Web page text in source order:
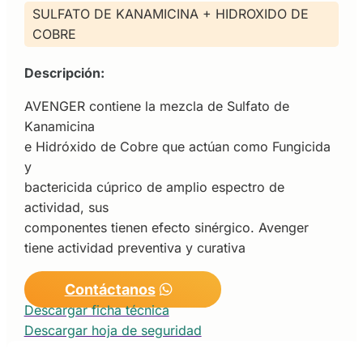
SULFATO DE KANAMICINA + HIDROXIDO DE
COBRE
Descripción:
AVENGER contiene la mezcla de Sulfato de
Kanamicina
e Hidróxido de Cobre que actúan como Fungicida
y
bactericida cúprico de amplio espectro de
actividad, sus
componentes tienen efecto sinérgico. Avenger
tiene actividad preventiva y curativa
Contáctanos
Descargar ficha técnica
Descargar hoja de seguridad